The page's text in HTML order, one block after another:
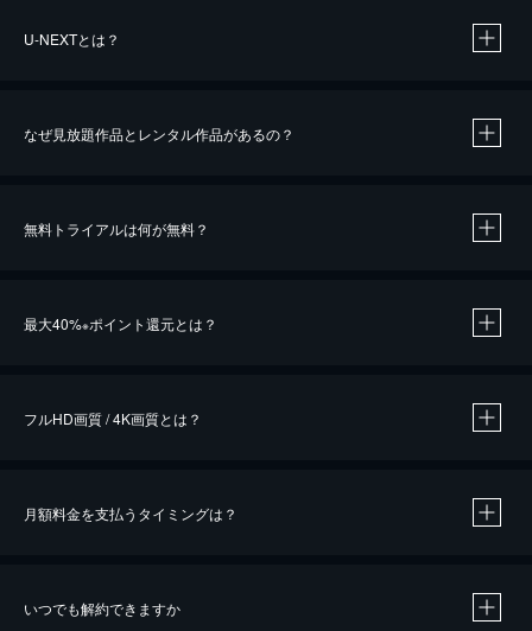
U-NEXTとは？
なぜ見放題作品とレンタル作品があるの？
無料トライアルは何が無料？
最大40%※ポイント還元とは？
※40％ポイント還元の対象は、クレジットカード決済による作品の購入 / レンタルです。
フルHD画質 / 4K画質とは？
月額料金を支払うタイミングは？
いつでも解約できますか